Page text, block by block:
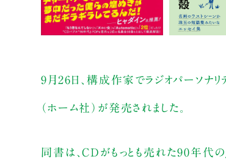
9月26日、構成作家でラジオパーソナ
（ホーム社）が発売されました。
同書は、CDがもっとも売れた90年代